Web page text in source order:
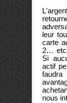
leur
carte
2…
Si
actif
nous